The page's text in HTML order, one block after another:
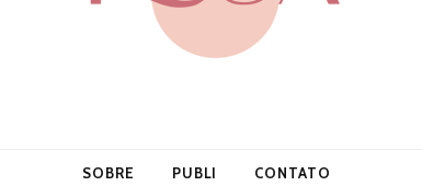
SOBRE PUBLI CONTATO